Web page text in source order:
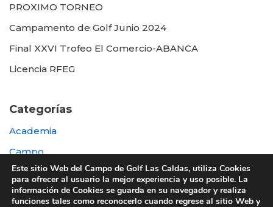
PROXIMO TORNEO
Campamento de Golf Junio 2024
Final XXVI Trofeo El Comercio-ABANCA
Licencia RFEG
Categorías
Academia
Campo
Destacada
Otras
Este sitio Web del Campo de Golf Las Caldas, utiliza Cookies
para ofrecer al usuario la mejor experiencia y uso posible. La
información de Cookies se guarda en su navegador y realiza
funciones tales como reconocerlo cuando regrese al sitio Web y